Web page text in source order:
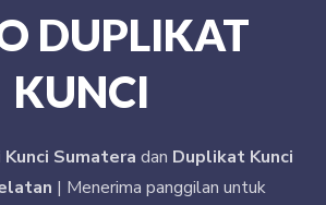
DUPLIKAT
KUNCI
Sumatera dan Duplikat Kunci
| Menerima panggilan untuk